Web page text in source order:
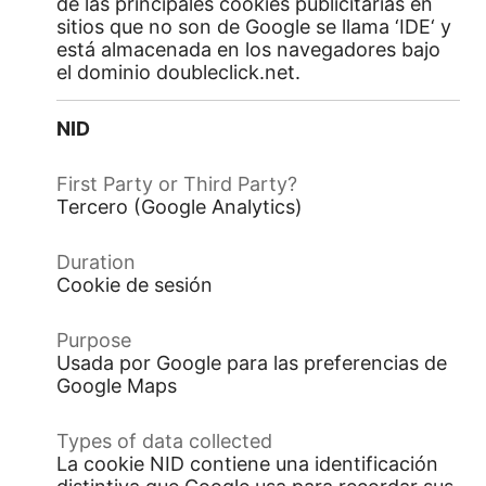
sitios que no son de Google se llama ‘IDE‘ y
está almacenada en los navegadores bajo
el dominio doubleclick.net.
NID
Tercero (Google Analytics)
Cookie de sesión
Usada por Google para las preferencias de
Google Maps
La cookie NID contiene una identificación